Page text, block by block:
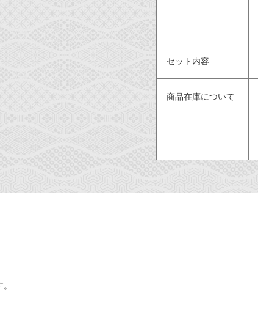
セット内容
商品在庫について